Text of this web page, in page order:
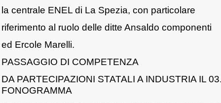
la centrale ENEL di La Spezia, con particolare
riferimento al ruolo delle ditte Ansaldo componenti
ed Ercole Marelli.
PASSAGGIO DI COMPETENZA
DA PARTECIPAZIONI STATALI A INDUSTRIA IL
FONOGRAMMA